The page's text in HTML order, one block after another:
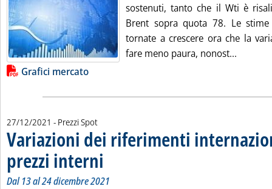
sostenuti, tanto che il Wti è
Brent sopra quota 78. Le
tornate a crescere ora che la
fare meno paura, nonost...
Lista allegati PDF alla notizia
Grafici mercato
27/12/2021 - Prezzi Spot
Variazioni dei riferimenti
prezzi interni
Dal 13 al 24 dicembre 2021